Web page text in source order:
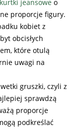
kurtki jeansowe o
proporcje figury.
kobiet z
obcisłych
które otulą
uwagi na
gruszki, czyli z
sprawdzą
proporcje
podkreślać